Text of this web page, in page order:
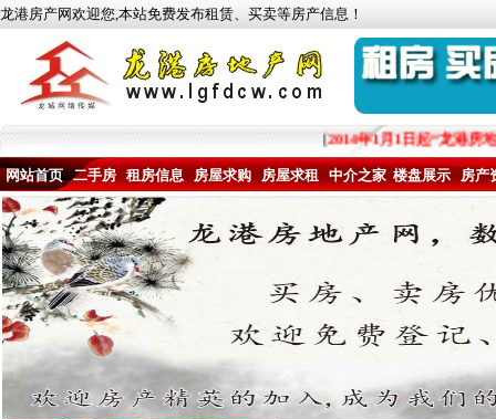
龙港房产网欢迎您,本站免费发布租赁、买卖等房产信息！
2014年1月1日起“龙港房
网站首页 二手房 租房信息 房屋求购 房屋求租 中介之家 楼盘展示 房产